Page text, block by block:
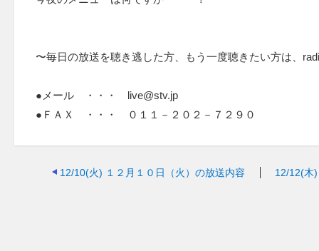
〜毎日の放送を聴き逃した方、もう一度聴きたい方は、
●メール ・・・ live@stv.jp
●ＦＡＸ ・・・ ０１１－２０２－７２９０
12/10(火) １２月１０日（火）の放送内容 12/12(木)